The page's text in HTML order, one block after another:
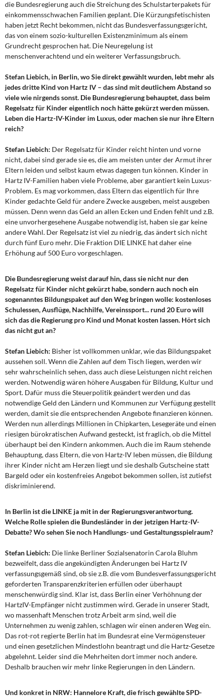
die Bundesregierung auch die Streichung des Schulstarterpakets für
einkommensschwachen Familien geplant. Die Kürzungsfetischisten
haben jetzt Recht bekommen, nicht das Bundesverfassungsgericht,
das von einem sozio-kulturellen Existenzminimum als einem
Grundrecht gesprochen hat. Die Neuregelung ist
menschenverachtend und ein weiterer Verfassungsbruch.
Stefan Liebich, in Berlin, wo Sie direkt gewählt wurden, lebt mehr als
jedes dritte Kind von Hartz IV – das sind mit deutlichem Abstand so
viele wie nirgends sonst. Die Bundesregierung behauptet, dass beim
Regelsatz für Kinder eigentlich noch hätte gekürzt werden müssen.
Leben die Hartz-IV-Kinder im Luxus, oder machen sie nur ihre Eltern
reich?
Stefan Liebich: Der Regelsatz für Kinder reicht hinten und vorne
nicht, dabei sind gerade sie es, die am meisten unter der Armut ihrer
Eltern leiden und selbst kaum etwas dagegen tun können. Kinder in
Hartz IV-Familien haben viele Probleme, aber garantiert kein Luxus-
Problem. Es mag vorkommen, dass Eltern das eigentlich für Ihre
Kinder gedachte Geld für andere Zwecke ausgeben, meist ausgeben
müssen. Denn wenn das Geld an allen Ecken und Enden fehlt und z.B.
eine unvorhergesehene Ausgabe notwendig ist, haben sie gar keine
andere Wahl. Der Regelsatz ist viel zu niedrig, das ändert sich nicht
durch fünf Euro mehr. Die Fraktion DIE LINKE hat daher eine
Erhöhung auf 500 Euro vorgeschlagen.
Die Bundesregierung weist darauf hin, dass sie nicht nur den
Regelsatz für Kinder nicht gekürzt habe, sondern auch noch ein
sogenanntes Bildungspaket auf den Weg bringen wolle: kostenloses
Schulessen, Ausflüge, Nachhilfe, Vereinssport... rund 20 Euro will
sich das die Regierung pro Kind und Monat kosten lassen. Hört sich
das nicht gut an?
Stefan Liebich: Bisher ist vollkommen unklar, wie das Bildungspaket
aussehen soll. Wenn die Zahlen auf dem Tisch liegen, werden wir
sehr wahrscheinlich sehen, dass auch diese Leistungen nicht reichen
werden. Notwendig wären höhere Ausgaben für Bildung, Kultur und
Sport. Dafür muss die Steuerpolitik geändert werden und das
notwendige Geld den Ländern und Kommunen zur Verfügung gestellt
werden, damit sie die entsprechenden Angebote finanzieren können.
Werden nun allerdings Millionen in Chipkarten, Lesegeräte und einen
riesigen bürokratischen Aufwand gesteckt, ist fraglich, ob die Mittel
überhaupt bei den Kindern ankommen. Auch die im Raum stehende
Behauptung, dass Eltern, die von Hartz-IV leben müssen, die Bildung
ihrer Kinder nicht am Herzen liegt und sie deshalb Gutscheine statt
Bargeld oder ein kostenfreies Angebot bekommen sollen, ist zutiefst
diskriminierend.
In Berlin ist die LINKE ja mit in der Regierungsverantwortung.
Welche Rolle spielen die Bundesländer in der jetzigen Hartz-IV-
Debatte? Wo sehen Sie noch Handlungs- und Gestaltungsspielraum?
Stefan Liebich: Die linke Berliner Sozialsenatorin Carola Bluhm
bezweifelt, dass die angekündigten Änderungen bei Hartz IV
verfassungsgemäß sind, ob sie z.B. die vom Bundesverfassungsgericht
geforderten Transparenzkriterien erfüllen oder überhaupt
menschenwürdig sind. Klar ist, dass Berlin einer Verhöhnung der
HartzIV-Empfänger nicht zustimmen wird. Gerade in unserer Stadt,
wo massenhaft Menschen trotz Arbeit arm sind, weil die
Unternehmen zu wenig zahlen, schlagen wir einen anderen Weg ein.
Das rot-rot regierte Berlin hat im Bundesrat eine Vermögensteuer
und einen gesetzlichen Mindestlohn beantragt und die Hartz-Gesetze
abgelehnt. Leider sind die Mehrheiten dort immer noch andere.
Deshalb brauchen wir mehr linke Regierungen in den Ländern.
Und konkret in NRW: Hannelore Kraft, die frisch gewählte SPD-